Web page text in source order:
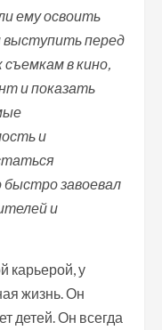
ему освоить
выступить перед
в кино,
и показать
и
быстро завоевал
и
карьерой, у
жизнь. Он
детей. Он всегда